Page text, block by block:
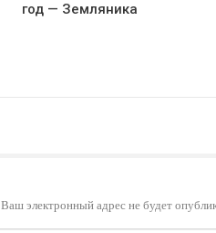
год — Земляника
Ваш электронный адрес не будет